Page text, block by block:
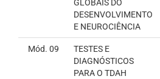
GLOBAIS DO
DESENVOLVIMENTO
E NEUROCIÊNCIA
Mód. 09
TESTES E
DIAGNÓSTICOS
PARA O TDAH